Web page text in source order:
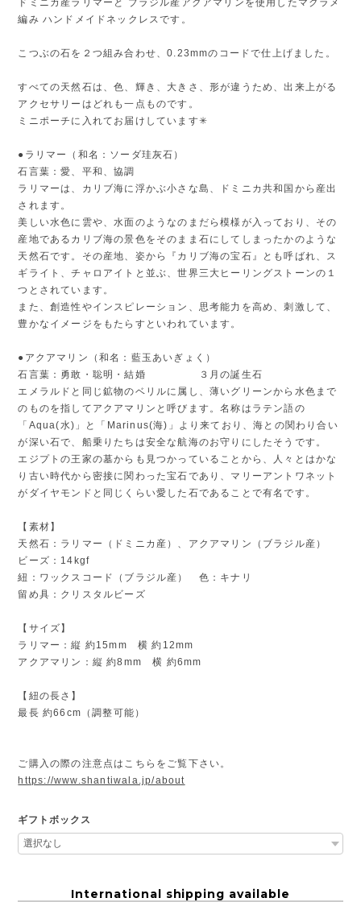
編み ハンドメイドネックレスです。
こつぶの石を２つ組み合わせ、0.23mmのコードで仕上げました。
すべての天然石は、色、輝き、大きさ、形が違うため、出来上がる
アクセサリーはどれも一点ものです。
ミニポーチに入れてお届けしています✳︎
●ラリマー（和名：ソーダ珪灰石）
石言葉：愛、平和、協調
ラリマーは、カリブ海に浮かぶ小さな島、ドミニカ共和国から産出
されます。
美しい水色に雲や、水面のようなのまだら模様が入っており、その
産地であるカリブ海の景色をそのまま石にしてしまったかのような
天然石です。その産地、姿から『カリブ海の宝石』とも呼ばれ、ス
ギライト、チャロアイトと並ぶ、世界三大ヒーリングストーンの１
つとされています。
また、創造性やインスピレーション、思考能力を高め、刺激して、
豊かなイメージをもたらすといわれています。
●アクアマリン（和名：藍玉あいぎょく）
石言葉：勇敢・聡明・結婚 ３月の誕生石
エメラルドと同じ鉱物のベリルに属し、薄いグリーンから水色まで
のものを指してアクアマリンと呼びます。名称はラテン語の
「Aqua(水)」と「Marinus(海)」より来ており、海との関わり合い
が深い石で、船乗りたちは安全な航海のお守りにしたそうです。
エジプトの王家の墓からも見つかっていることから、人々とはかな
り古い時代から密接に関わった宝石であり、マリーアントワネット
がダイヤモンドと同じくらい愛した石であることで有名です。
【素材】
天然石：ラリマー（ドミニカ産）、アクアマリン（ブラジル産）
ビーズ：14kgf
紐：ワックスコード（ブラジル産） 色：キナリ
留め具：クリスタルビーズ
【サイズ】
ラリマー：縦 約15mm 横 約12mm
アクアマリン：縦 約8mm 横 約6mm
【紐の長さ】
最長 約66cm（調整可能）
ご購入の際の注意点はこちらをご覧下さい。
https://www.shantiwala.jp/about
ギフトボックス
International shipping available